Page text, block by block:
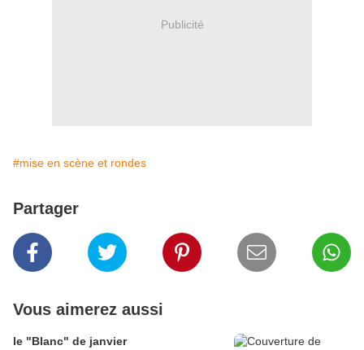
Publicité
#mise en scène et rondes
Partager
Vous aimerez aussi
le "Blanc" de janvier